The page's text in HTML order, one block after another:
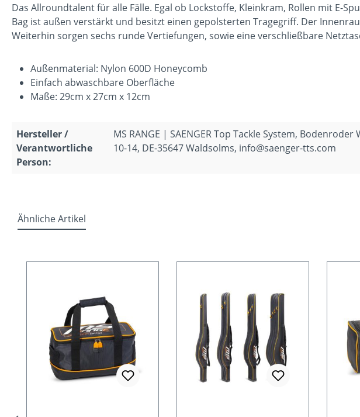
Das Allroundtalent für alle Fälle. Egal ob Lockstoffe, Kleinkram, Rollen mit E-
Bag ist außen verstärkt und besitzt einen gepolsterten Tragegriff. Der
Weiterhin sorgen sechs runde Vertiefungen, sowie eine verschließbare
Außenmaterial: Nylon 600D Honeycomb
Einfach abwaschbare Oberfläche
Maße: 29cm x 27cm x 12cm
Hersteller /
Verantwortliche
Person:
MS RANGE | SAENGER Top Tackle System, Bodenroder
10-14, DE-35647 Waldsolms, info@saenger-tts.com
Ähnliche Artikel